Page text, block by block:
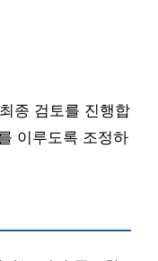
종 검토를 진행합
이루도록 조정하